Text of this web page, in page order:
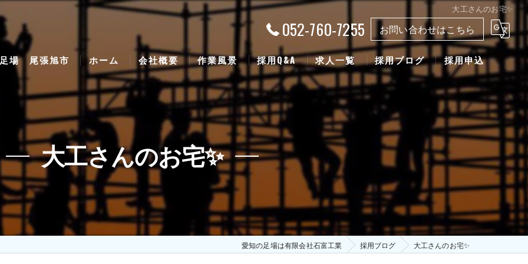
大工さんのお宅✨
052-760-7255 お問い合わせはこちら
場 尾張旭市 ホーム 会社概要 作業風景 採用Q&A 求人一覧 採用ブログ 採用申込
大工さんのお宅✨
愛知の足場は有限会社石富工業 採用ブログ 大工さんのお宅✨